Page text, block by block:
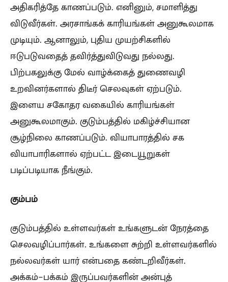
அதிகரித்தே காணப்படும். எனினும், சமாளித்து
விடுவீர்கள். அரசாங்கக் காரியங்கள் அனுகூலமாக
முடியும். ஆனாலும், புதிய முயற்சிகளில்
ஈடுபடுவதைத் தவிர்த்துவிடுவது நல்லது.
பிற்பகலுக்கு மேல் வாழ்க்கைத் துணைவழி
உறவினர்களால் திடீர் செலவுகள் ஏற்படும்.
இளைய சகோதர வகையில் காரியங்கள்
அனுகூலமாகும். குடும்பத்தில் மகிழ்ச்சியான
சூழ்நிலை காணப்படும். வியாபாரத்தில் சக
வியாபாரிகளால் ஏற்பட்ட இடையூறுகள்
படிப்படியாக நீங்கும்.
கும்பம்
குடும்பத்தில் உள்ளவர்கள் உங்களுடன் நேரத்தை
செலவழிப்பார்கள். உங்களை சுற்றி உள்ளவர்களில்
நல்லவர்கள் யார் என்பதை கண்டறிவீர்கள்.
அக்கம்-பக்கம் இருப்பவர்களின் அன்புத்